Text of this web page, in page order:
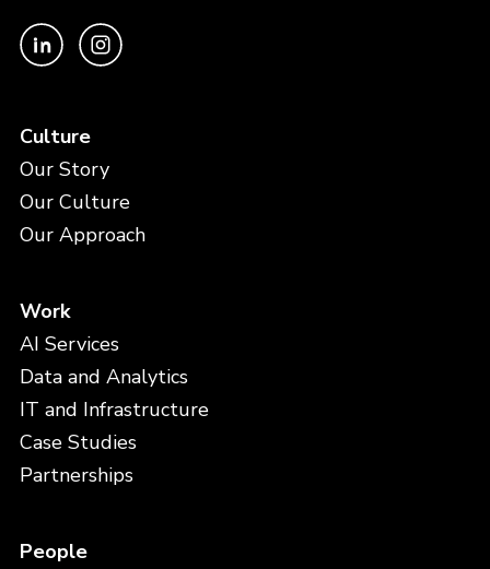
Culture
Our Story
Our Culture
Our Approach
Work
AI Services
Data and Analytics
IT and Infrastructure
Case Studies
Partnerships
People